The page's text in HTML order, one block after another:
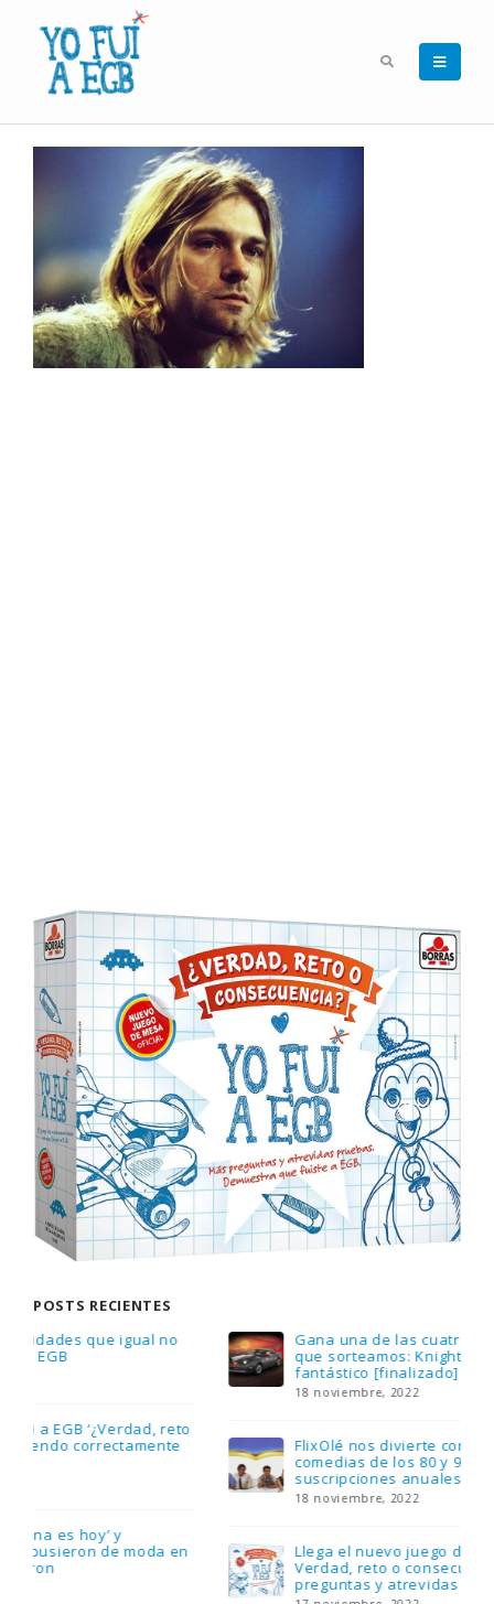
POSTS RECIENTES
Gana una de las cuatro unidades de PLAYMOBIL
que sorteamos: Knight Rider – El coche
fantástico [finalizado]
FlixOlé nos divierte con su colección de
comedias de los 80 y 90 y regalamos tres
suscripciones anuales
Llega el nuevo juego de mesa Yo Fui a EGB:
Verdad, reto o consecuencia, con más
preguntas y atrevidas pruebas